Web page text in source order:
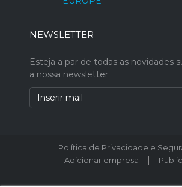
NEWSLETTER
Esteja a par de todas as novidades
a nossa newsletter
Política de Privacidade e
Adicionar empresa |